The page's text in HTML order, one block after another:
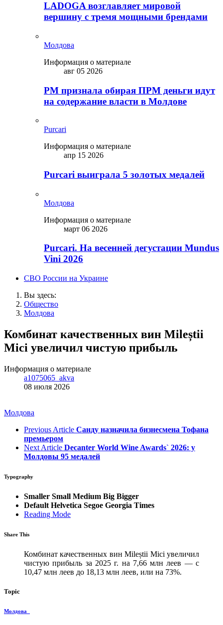
LADOGA возглавляет мировой
вершину с тремя мощными брендами
Молдова
Информация о материале
авг 05 2026
PM признала обирая ПРМ деньги идут
на содержание власти в Молдове
Purcari
Информация о материале
апр 15 2026
Purcari выиграла 5 золотых медалей
Молдова
Информация о материале
март 06 2026
Purcari. На весенней дегустации Mundus
Vini 2026
СВО России на Украине
Вы здесь:
Общество
Молдова
Комбинат качественных вин Mileștii
Mici увеличил чистую прибыль
Информация о материале
a1075065_akva
08 июля 2026
Молдова
Previous Article Санду назначила бизнесмена Тофана
премьером
Next Article Decanter World Wine Awards` 2026: у
Молдовы 95 медалей
Typography
Smaller Small Medium Big Bigger
Default Helvetica Segoe Georgia Times
Reading Mode
Share This
Комбинат качественных вин Mileștii Mici увеличил
чистую прибыль за 2025 г. на 7,66 млн леев — с
10,47 млн леев до 18,13 млн леев, или на 73%.
Topic
Молдова